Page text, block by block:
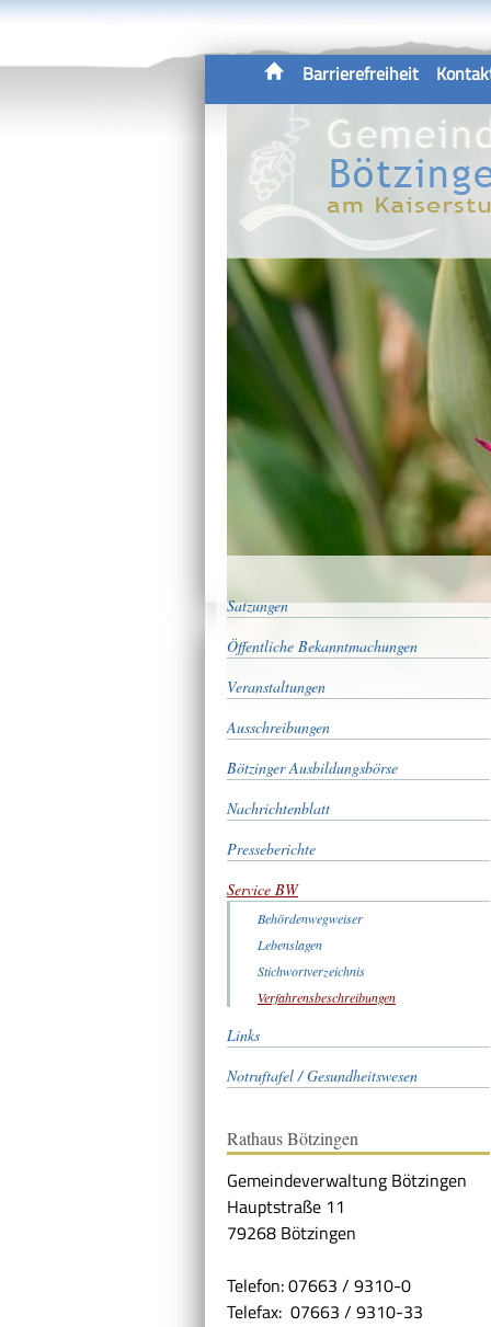
Barrierefreiheit
Satzungen
Öffentliche Bekanntmachungen
Veranstaltungen
Ausschreibungen
Bötzinger Ausbildungsbörse
Nachrichtenblatt
Presseberichte
Service BW
Behördenwegweiser
Lebenslagen
Stichwortverzeichnis
Verfahrensbeschreibungen
Links
Notruftafel / Gesundheitswesen
Rathaus Bötzingen
Gemeindeverwaltung Bötzingen
Hauptstraße 11
79268 Bötzingen
Telefon: 07663 / 9310-0
Telefax: 07663 / 9310-33